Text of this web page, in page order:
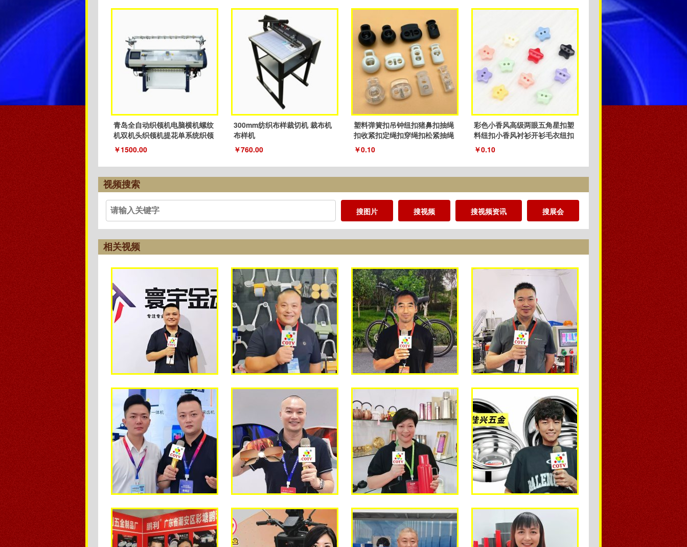
青岛全自动织领机电脑横机螺纹
机双机头织领机提花单系统织领
机
￥1500.00
300mm纺织布样裁切机 裁布机
布样机
￥760.00
塑料弹簧扣吊钟纽扣猪鼻扣抽绳
扣收紧扣定绳扣穿绳扣松紧抽绳
扣子
￥0.10
彩色小香风高级两眼五角星扣塑
料纽扣小香风衬衫开衫毛衣纽扣
厂家
￥0.10
视频搜索
搜图片 搜视频 搜视频资讯 搜展会
相关视频